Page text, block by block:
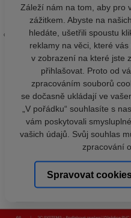
Záleží nám na tom, aby pro
zážitkem. Abyste na
hledáte, ušetřili spoustu
reklamy na věci, které
v zobrazení na které jste
přihlašovat. Proto od
zpracováním souborů
se dočasně ukládají ve
„V pořádku“ souhlasíte s
vám poskytovali
vašich údajů. Svůj souhlas
zpracování
Spravovat